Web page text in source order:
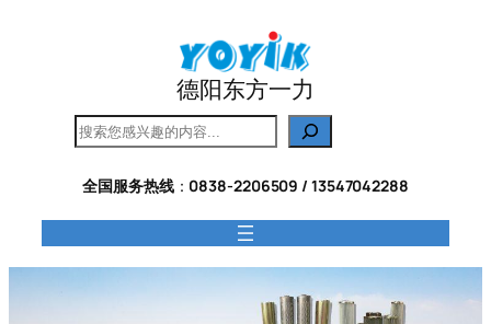
德阳东方一力
搜
索
全国服务热线： 0838-2206509 / 13547042288